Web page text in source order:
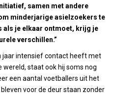
samen met andere
minderjarige asielzoekers te
als je elkaar ontmoet, krijg je
verschillen.”
jaar intensief contact heeft met
wereld, staat ook hij soms nog
een aantal voetballers uit het
voor de deur staan zonder